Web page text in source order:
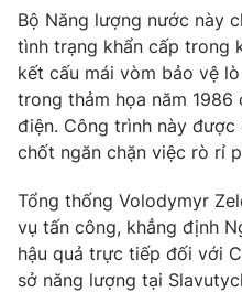
Video
VTV Money
VTV Sức khoẻ
Thị trường 24h
VTV4
Bộ Năng lượng nước này
tình trạng khẩn cấp trong
kết cấu mái vòm bảo vệ
trong thảm họa năm
điện. Công trình này
chốt ngăn chặn việc rò rỉ
Tổng thống Volodymyr
vụ tấn công, khẳng định
hậu quả trực tiếp đối với
sở năng lượng tại